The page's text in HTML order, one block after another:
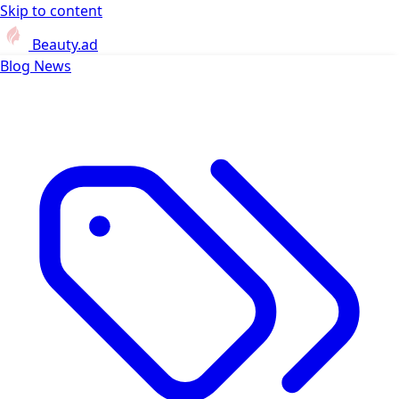
Skip to content
Beauty.ad
Blog News